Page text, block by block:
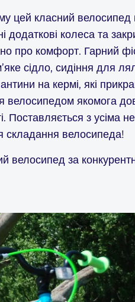
цей класний велосипед
додаткові колеса та
про комфорт. Гарний
сідло, сидіння для
на кермі, які
якомога
Поставляється з усіма
складання велосипеда!
велосипед за